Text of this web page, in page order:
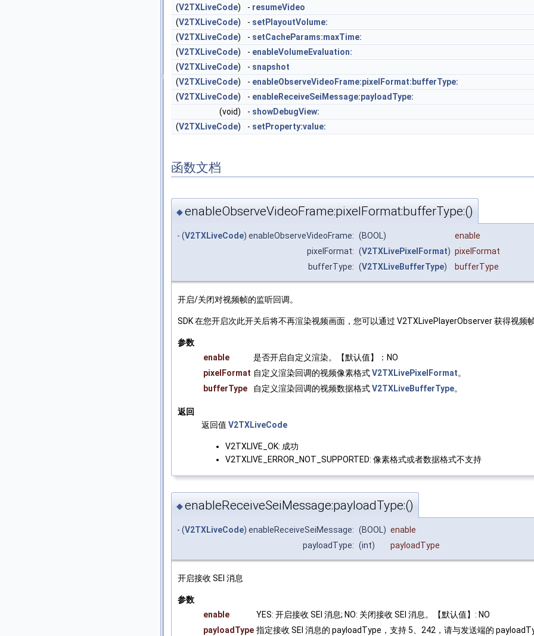
(V2TXLiveCode) - resumeVideo
(V2TXLiveCode) - setPlayoutVolume:
(V2TXLiveCode) - setCacheParams:maxTime:
(V2TXLiveCode) - enableVolumeEvaluation:
(V2TXLiveCode) - snapshot
(V2TXLiveCode) - enableObserveVideoFrame:pixelFormat:bufferType:
(V2TXLiveCode) - enableReceiveSeiMessage:payloadType:
(void)
- showDebugView:
(V2TXLiveCode) - setProperty:value:
函数文档
◆enableObserveVideoFrame:pixelFormat:bufferType:()
- (V2TXLiveCode) enableObserveVideoFrame: (BOOL)
enable
pixelFormat: (V2TXLivePixelFormat) pixelFormat
bufferType: (V2TXLiveBufferType) bufferType
开启/关闭对视频帧的监听回调。
SDK 在您开启次此开关后将不再渲染视频画面，您可以通过 V2TXLivePlayerObserver 获得视频
参数
enable
是否开启自定义渲染。【默认值】：NO
pixelFormat 自定义渲染回调的视频像素格式V2TXLivePixelFormat。
bufferType
自定义渲染回调的视频数据格式V2TXLiveBufferType。
返回
返回值 V2TXLiveCode
V2TXLIVE_OK: 成功
V2TXLIVE_ERROR_NOT_SUPPORTED: 像素格式或者数据格式不支持
◆enableReceiveSeiMessage:payloadType:()
- (V2TXLiveCode) enableReceiveSeiMessage: (BOOL) enable
payloadType: (int) payloadType
开启接收 SEI 消息
参数
enable
YES: 开启接收 SEI 消息; NO: 关闭接收 SEI 消息。【默认值】: NO
payloadType 指定接收 SEI 消息的 payloadType，支持 5、242，请与发送端的